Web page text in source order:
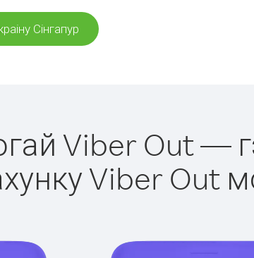
Сінгапур
Viber Out —
Viber Out